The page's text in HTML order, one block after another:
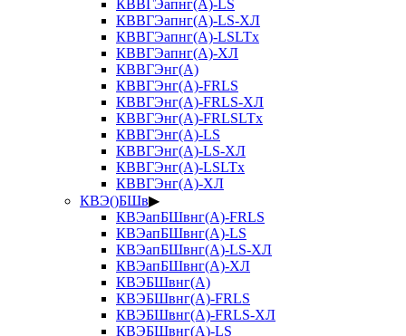
КВВГЭапнг(А)-LS
КВВГЭапнг(А)-LS-ХЛ
КВВГЭапнг(А)-LSLTx
КВВГЭапнг(А)-ХЛ
КВВГЭнг(А)
КВВГЭнг(А)-FRLS
КВВГЭнг(А)-FRLS-ХЛ
КВВГЭнг(А)-FRLSLTx
КВВГЭнг(А)-LS
КВВГЭнг(А)-LS-ХЛ
КВВГЭнг(А)-LSLTx
КВВГЭнг(А)-ХЛ
КВЭ()БШв▶
КВЭапБШвнг(А)-FRLS
КВЭапБШвнг(А)-LS
КВЭапБШвнг(А)-LS-ХЛ
КВЭапБШвнг(А)-ХЛ
КВЭБШвнг(А)
КВЭБШвнг(А)-FRLS
КВЭБШвнг(А)-FRLS-ХЛ
КВЭБШвнг(А)-LS